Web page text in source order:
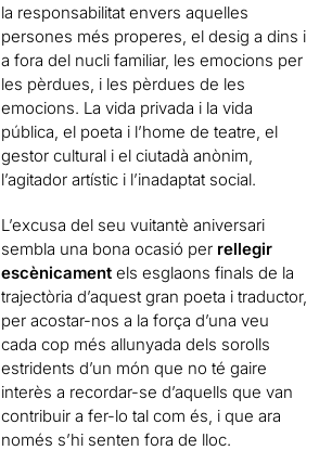
la responsabilitat envers aquelles
persones més properes, el desig a dins i
a fora del nucli familiar, les emocions per
les pèrdues, i les pèrdues de les
emocions. La vida privada i la vida
pública, el poeta i l’home de teatre, el
gestor cultural i el ciutadà anònim,
l’agitador artístic i l’inadaptat social.
L’excusa del seu vuitantè aniversari
sembla una bona ocasió per rellegir
escènicament els esglaons finals de la
trajectòria d’aquest gran poeta i traductor,
per acostar-nos a la força d’una veu
cada cop més allunyada dels sorolls
estridents d’un món que no té gaire
interès a recordar-se d’aquells que van
contribuir a fer-lo tal com és, i que ara
només s’hi senten fora de lloc.